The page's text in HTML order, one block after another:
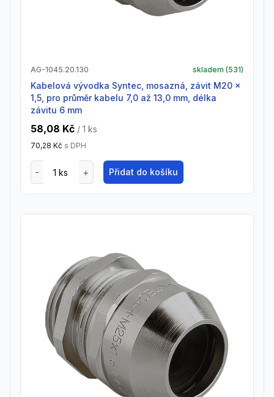
AG-1045.20.130 skladem (531)
Kabelová vývodka Syntec, mosazná, závit M20 x
1,5, pro průměr kabelu 7,0 až 13,0 mm, délka
závitu 6 mm
58,08 Kč / 1 ks
70,28 Kč s DPH
Přidat do košíku